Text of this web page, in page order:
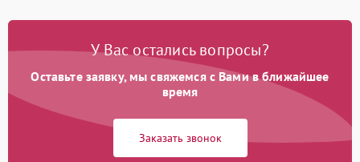
Образование конденсата
1800 ₽ Подробнее →
Сбой в работе инвертора
У Вас остались вопросы?
Оставьте заявку, мы свяжемся с Вами в ближайшее
время
Заказать звонок